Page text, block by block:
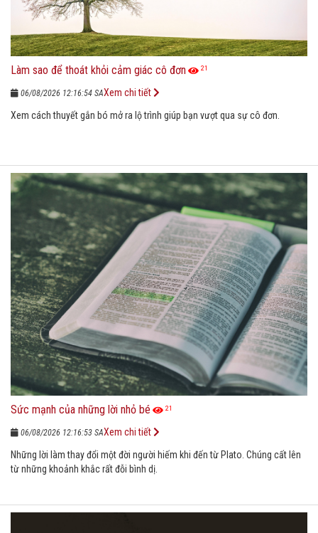
Làm sao để thoát khỏi cảm giác cô đơn 21
06/08/2026 12:16:54 SA
Xem cách thuyết gắn bó mở ra lộ trình giúp bạn vượt qua sự cô đơn.
Xem chi tiết
Sức mạnh của những lời nhỏ bé 21
06/08/2026 12:16:53 SA
Những lời làm thay đổi một đời người hiếm khi đến từ Plato. Chúng cất lên
từ những khoảnh khắc rất đỗi bình dị.
Xem chi tiết